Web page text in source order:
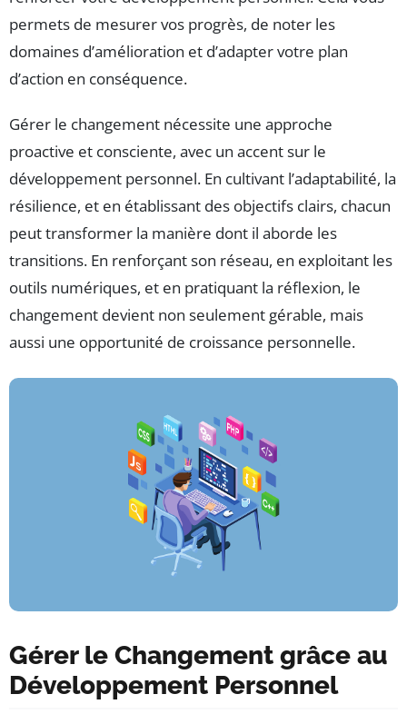
permets de mesurer vos progrès, de noter les
domaines d’amélioration et d’adapter votre plan
d’action en conséquence.
Gérer le changement nécessite une approche
proactive et consciente, avec un accent sur le
développement personnel. En cultivant l’adaptabilité, la
résilience, et en établissant des objectifs clairs, chacun
peut transformer la manière dont il aborde les
transitions. En renforçant son réseau, en exploitant les
outils numériques, et en pratiquant la réflexion, le
changement devient non seulement gérable, mais
aussi une opportunité de croissance personnelle.
Gérer le Changement grâce au
Développement Personnel